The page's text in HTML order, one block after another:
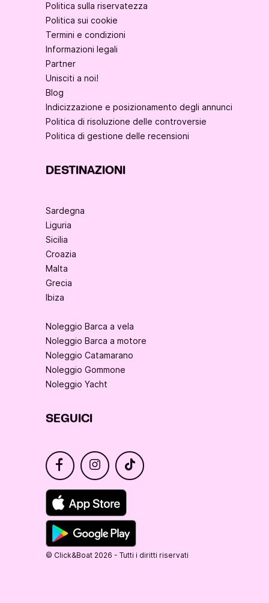
Politica sulla riservatezza
Politica sui cookie
Termini e condizioni
Informazioni legali
Partner
Unisciti a noi!
Blog
Indicizzazione e posizionamento degli annunci
Politica di risoluzione delle controversie
Politica di gestione delle recensioni
DESTINAZIONI
Sardegna
Liguria
Sicilia
Croazia
Malta
Grecia
Ibiza
Noleggio Barca a vela
Noleggio Barca a motore
Noleggio Catamarano
Noleggio Gommone
Noleggio Yacht
SEGUICI
© Click&Boat 2026 - Tutti i diritti riservati